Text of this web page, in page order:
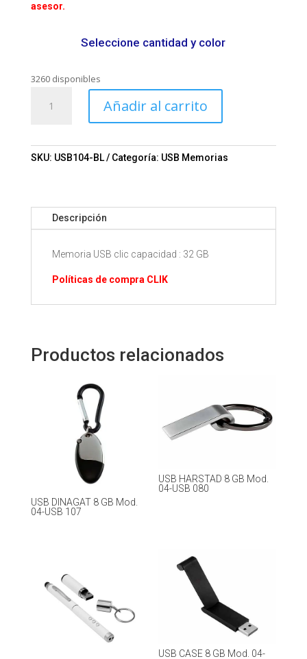
asesor.
Seleccione cantidad y color
3260 disponibles
Mod.
cantidad
Añadir al carrito
SKU: USB104-BL Categoría: USB Memorias
Descripción
Memoria USB clic capacidad : 32 GB
Políticas de compra CLIK
Productos relacionados
USB DINAGAT 8 GB Mod.
04-USB 107
USB HARSTAD 8 GB Mod.
04-USB 080
USB CASE 8 GB Mod. 04-